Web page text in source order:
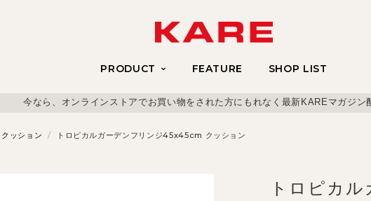
PRODUCT FEATURE SHOP LIST
今なら、オンラインストアでお買い物をされた方にもれなく最新KAREマガジン
クッション / トロピカルガーデンフリンジ45x45cm クッション
トロピカ